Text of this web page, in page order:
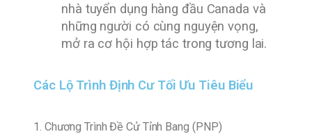
nhà tuyển dụng hàng đầu Canada và
những người có cùng nguyện vọng,
mở ra cơ hội hợp tác trong tương lai.
Các Lộ Trình Định Cư Tối Ưu Tiêu Biểu
1. Chương Trình Đề Cử Tỉnh Bang (PNP)